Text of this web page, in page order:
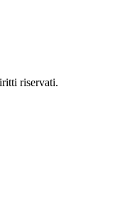
riservati.​​